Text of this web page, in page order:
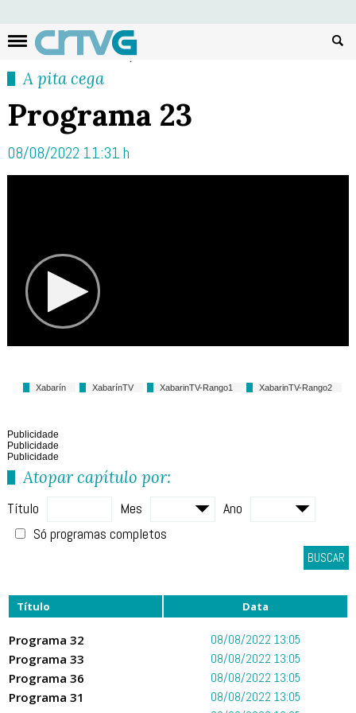
A pita cega
Programa 23
08/08/2022 11:31 h
Xabarín XabarínTV XabarinTV-Rango1 XabarinTV-Rango2
Publicidade
Publicidade
Publicidade
Atopar capítulo por:
Título Mes
Ano
Só programas completos
BUSCAR
Título Data
Programa 32 08/08/2022 13:05
Programa 33 08/08/2022 13:05
Programa 36 08/08/2022 13:05
Programa 31 08/08/2022 13:05